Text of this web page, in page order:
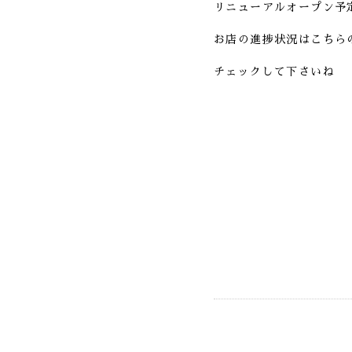
リニューアルオープン予
お店の進捗状況はこちら
チェックして下さいね